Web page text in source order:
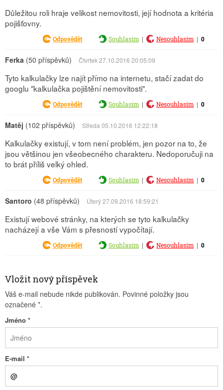
Důležitou roli hraje velikost nemovitosti, její hodnota a kritéria
pojišťovny.
Odpovědět Souhlasím | Nesouhlasím | 0
Ferka (50 příspěvků) Čtvrtek 27.10.2016 20:05:09
Tyto kalkulačky lze najít přímo na internetu, stačí zadat do
googlu "kalkulačka pojištění nemovitosti".
Odpovědět Souhlasím | Nesouhlasím | 0
Matěj (102 příspěvků) Středa 05.10.2016 12:22:18
Kalkulačky existují, v tom není problém, jen pozor na to, že
jsou většinou jen všeobecného charakteru. Nedoporučuji na
to brát příliš velký ohled.
Odpovědět Souhlasím | Nesouhlasím | 0
Santoro (48 příspěvků) Úterý 27.09.2016 18:59:21
Existují webové stránky, na kterých se tyto kalkulačky
nacházejí a vše Vám s přesností vypočítají.
Odpovědět Souhlasím | Nesouhlasím | 0
Vložit nový příspěvek
Váš e-mail nebude nikde publikován. Povinné položky jsou
označené *.
Jméno *
E-mail *